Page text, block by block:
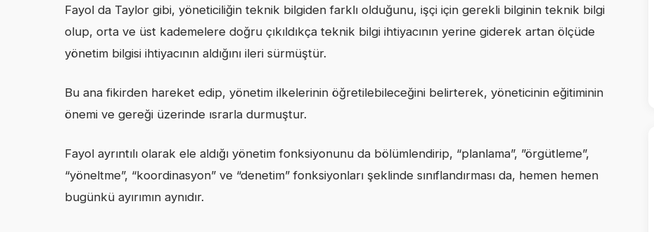
Fayol da Taylor gibi, yöneticiliğin teknik bilgiden farklı olduğunu, işçi için gerekli bilginin teknik bilgi
olup, orta ve üst kademelere doğru çıkıldıkça teknik bilgi ihtiyacının yerine giderek artan ölçüde
yönetim bilgisi ihtiyacının aldığını ileri sürmüştür.
Bu ana fikirden hareket edip, yönetim ilkelerinin öğretilebileceğini belirterek, yöneticinin eğitiminin
önemi ve gereği üzerinde ısrarla durmuştur.
Fayol ayrıntılı olarak ele aldığı yönetim fonksiyonunu da bölümlendirip, “planlama”, ”örgütleme”,
“yöneltme”, “koordinasyon” ve “denetim” fonksiyonları şeklinde sınıflandırması da, hemen hemen
bugünkü ayırımın aynıdır.